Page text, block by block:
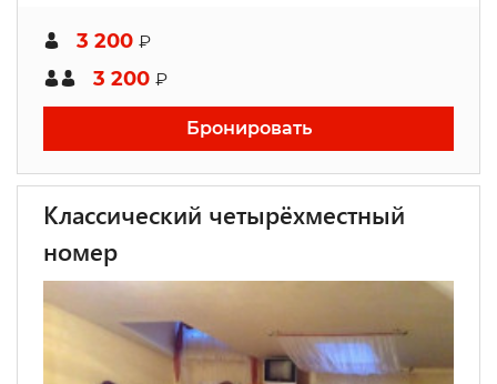
3 200 ₽
3 200 ₽
Бронировать
Классический четырёхместный
номер